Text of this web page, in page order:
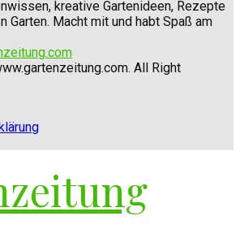
kreative Gartenideen, Rezepte
Garten. Macht mit und habt Spaß am
All Right